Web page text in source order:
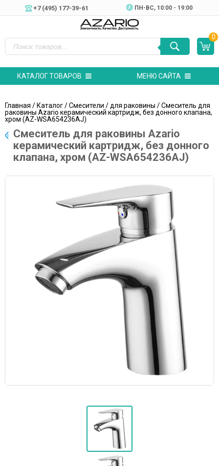
+7 (495) 177-39-61 ПН-ВC, 10:00 - 19:00
0
КАТАЛОГ ТОВАРОВ МЕНЮ САЙТА
Главная /Каталог/Смесители / для раковины / Смеситель для
раковины Azario керамический картридж, без донного клапана,
хром (AZ-WSA654236AJ)
Смеситель для раковины Azario
керамический картридж, без донного
клапана, хром (AZ-WSA654236AJ)